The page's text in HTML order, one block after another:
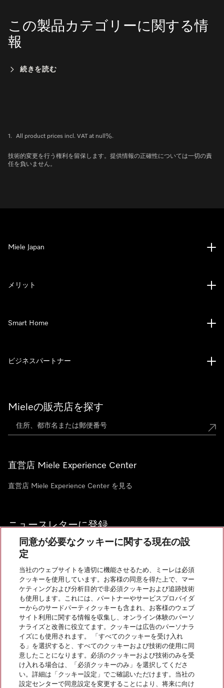
この製品カテゴリーに関する情
報
続きを読む
1. All product prices incl. VAT at null%.
技術的変更を行う権利を留保します。提供情報の正確性については一切の責
任を負いません。
Mieleの販売店を探す
直営店 Miele Experience Center
直営店 Miele Experience Center を見る
ニュースレターに登録
お問い合わせ
Miele Japan
メリット
Smart Home
ビジネスパートナー
会社概要
InstagramのMiele
YoutubeのMiele
同意が必要なクッキーに関する現在の設
定
当社のウェブサイトを適切に機能させるため、ミーレは必須
クッキーを使用しています。お客様の同意を得た上で、マー
ケティングおよび分析目的で非必須クッキーおよび追跡技術
も使用します。これには、パートナーやサービスプロバイダ
ーからのサードパーティクッキーも含まれ、お客様のウェブ
サイト利用に関する情報を収集し、オンライン体験のパーソ
ナライズと改善に役立てます。クッキーは広告のパーソナラ
イズにも使用されます。 「すべてのクッキーを受け入れ
る」を選択すると、すべてのクッキーおよび技術の使用に同
意したことになります。必須のクッキーおよび技術のみを受
け入れる場合は、「必須クッキーのみ」を選択してくださ
い。詳細は「クッキー設定」でご確認いただけます。当社の
設定センターで同意設定を変更することにより、将来に向け